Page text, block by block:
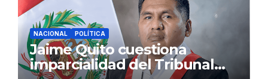
NACIONAL POLÍTICA
Jaime Quito cuestiona
imparcialidad del Tribunal